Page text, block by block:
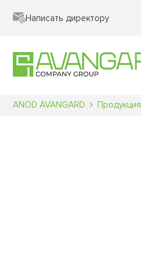
Написать директору
ANOD AVANGARD Продукция